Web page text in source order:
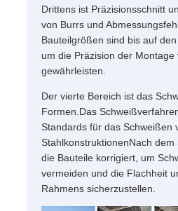
Drittens ist Präzisionsschnitt
von Burrs und
Bauteilgrößen sind bis auf
um die Präzision der Montage
gewährleisten.
Der vierte Bereich ist das
Formen.Das
Standards für das Schweißen
StahlkonstruktionenNach
die Bauteile korrigiert, um
vermeiden und die Flachheit
Rahmens sicherzustellen.